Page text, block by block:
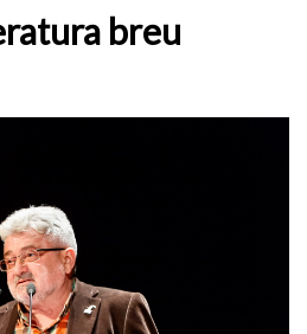
breu